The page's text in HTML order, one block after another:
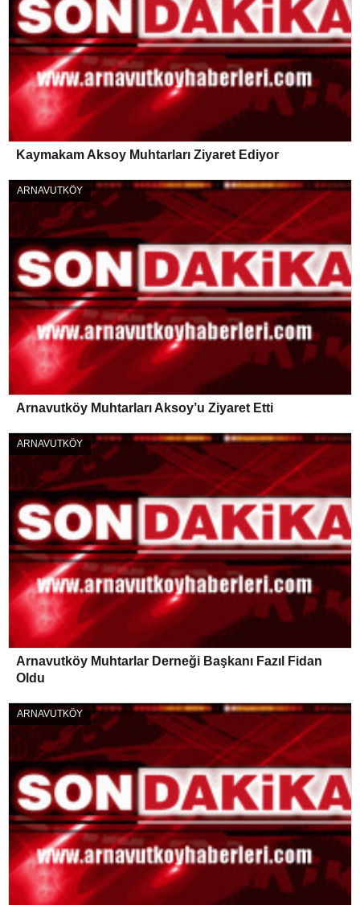
Kaymakam Aksoy Muhtarları Ziyaret Ediyor
ARNAVUTKÖY
Arnavutköy Muhtarları Aksoy’u Ziyaret Etti
ARNAVUTKÖY
Arnavutköy Muhtarlar Derneği Başkanı Fazıl Fidan
Oldu
ARNAVUTKÖY